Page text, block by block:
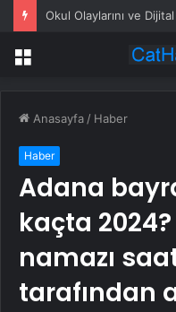
Menü
Anasayfa / Haber
Haber
Adana
kaçta
namazı
tarafından